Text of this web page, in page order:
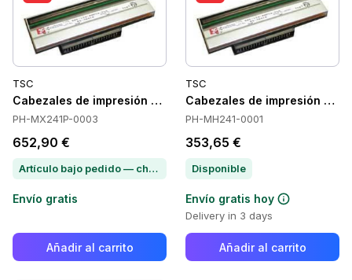
TSC
Cabezales de impresión TSC PH-MX241P-0003
PH-MX241P-0003
652,90 €
Artículo bajo pedido — chatea para conocer el plazo de entrega
Envío gratis
Añadir al carrito
TSC
Cabezales de impresión TSC
PH-MH241-0001
353,65 €
Disponible
Envío gratis hoy
Delivery in 3 days
Añadir al carrito